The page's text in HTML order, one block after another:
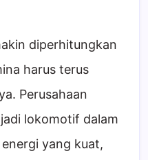
diperhitungkan
harus terus
Perusahaan
lokomotif dalam
yang kuat,